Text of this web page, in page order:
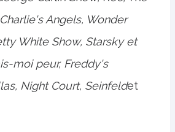
Angels, Wonder
White Show, Starsky et
moi peur, Freddy's
Night Court, Seinfeldet